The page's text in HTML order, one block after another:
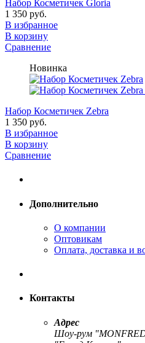
Набор Косметичек Gloria
1 350 руб.
В избранное
В корзину
Сравнение
Новинка
Набор Косметичек Zebra
1 350 руб.
В избранное
В корзину
Сравнение
Дополнительно
О компании
Оптовикам
Оплата, доставка и
Контакты
Адрес
Шоу-рум